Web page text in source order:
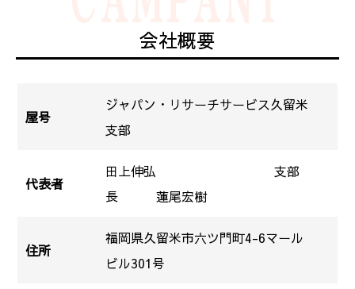
会社概要
屋号
ジャパン・リサーチサービス久留米
支部
代表者
田上伸弘 支部
長 蓮尾宏樹
住所
福岡県久留米市六ツ門町4-6マール
ビル301号